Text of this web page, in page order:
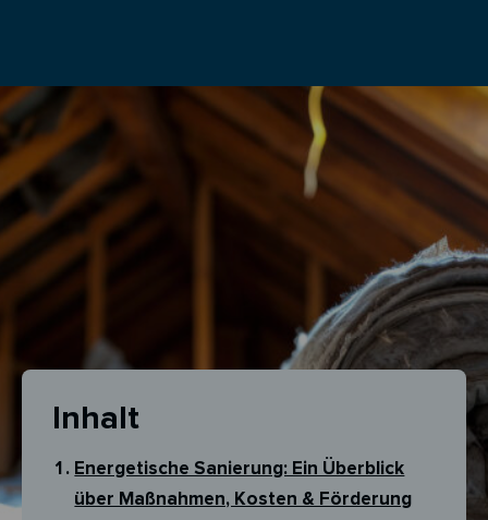
Inhalt
Energetische Sanierung: Ein Überblick
über Maßnahmen, Kosten & Förderung